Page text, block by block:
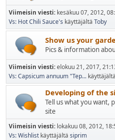
Viimeisin viesti: kesäkuu 07, 2012,
Vs: Hot Chili Sauce's käyttäjältä Toby
Show us your
Pics & information
Viimeisin viesti:elokuu 21, 2017,
Vs: Capsicum annuum "Tep... käyttäjältä
Developing of the
Tell us what you want,
site
Viimeisin viesti: lokakuu 08, 2012,
Vs: Wishlist käyttäjältä siprim